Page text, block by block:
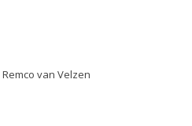
van Velzen